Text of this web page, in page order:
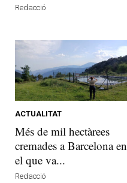
Redacció
ACTUALITAT
Més de mil hectàrees
cremades a Barcelona en
el que va...
Redacció